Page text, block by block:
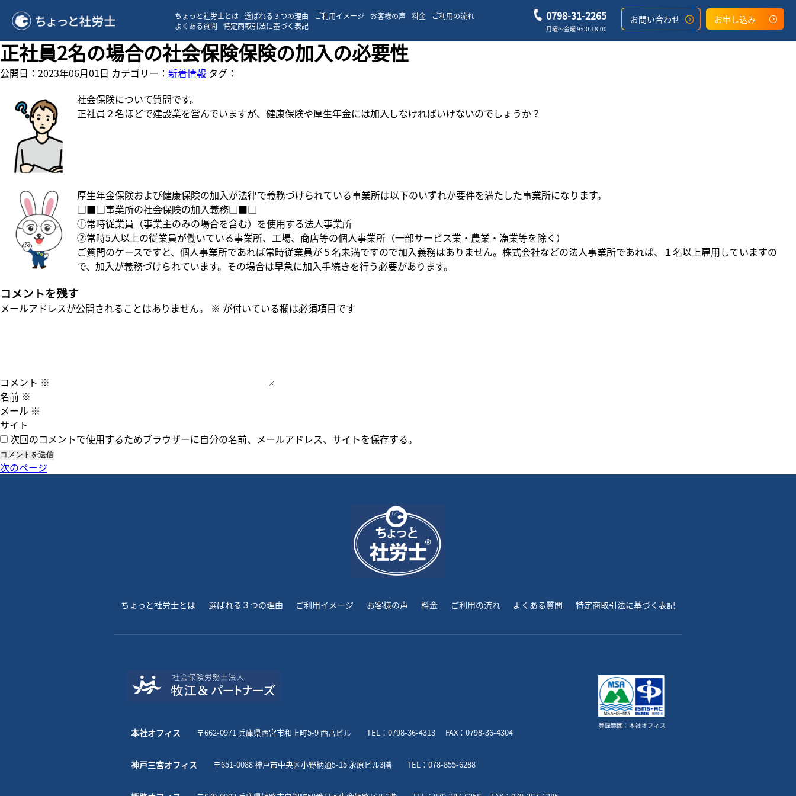
ちょっと社労士とは 選ばれる３つの理由 ご利用イメージ お客様の声 料金
ご利用の流れ
よくある質問
特定商取引法に基づく表記
0798-31-2265
月曜〜金曜 9:00-18:00
お問い合わせ お申し込み
正社員2名の場合の社会保険保険の加入の必要性
公開日：2023年06月01日 カテゴリー： 新着情報 タグ：
社会保険について質問です。
正社員２名ほどで建設業を営んでいますが、健康保険や厚生年金には加入しなければいけないのでしょうか？
厚生年金保険および健康保険の加入が法律で義務づけられている事業所は以下のいずれか要件を満たした事業所になります。
□■□事業所の社会保険の加入義務□■□
①常時従業員（事業主のみの場合を含む）を使用する法人事業所
②常時5人以上の従業員が働いている事業所、工場、商店等の個人事業所（一部サービス業・農業・漁業等を除く）
ご質問のケースですと、個人事業所であれば常時従業員が５名未満ですので加入義務はありません。株式会社などの法人事業所であれば、１名以上雇用していますの
で、加入が義務づけられています。その場合は早急に加入手続きを行う必要があります。
コメントを残す
メールアドレスが公開されることはありません。 ※ が付いている欄は必須項目です
コメント ※
名前 ※
メール ※
サイト
次回のコメントで使用するためブラウザーに自分の名前、メールアドレス、サイトを保存する。
次のページ
ちょっと社労士とは 選ばれる３つの理由 ご利用イメージ お客様の声 料金 ご利用の流れ よくある質問 特定商取引法に基づく表記
本社オフィス 〒662-0971 兵庫県西宮市和上町5-9 西宮ビル TEL：0798-36-4313 FAX：0798-36-4304
神戸三宮オフィス 〒651-0088 神戸市中央区小野柄通5-15 永原ビル3階 TEL：078-855-6288